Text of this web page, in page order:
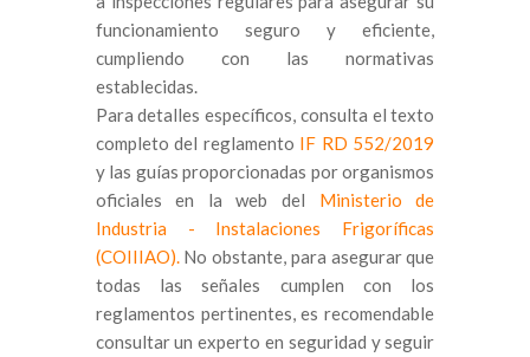
funcionamiento seguro y eficiente,
cumpliendo con las normativas
establecidas.
Para detalles específicos, consulta el texto
completo del reglamento IF RD 552/2019
y las guías proporcionadas por organismos
oficiales en la web del Ministerio de
Industria - Instalaciones Frigoríficas
(COIIIAO).No obstante, para asegurar que
todas las señales cumplen con los
reglamentos pertinentes, es recomendable
consultar un experto en seguridad y seguir